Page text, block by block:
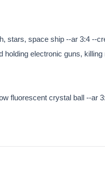
stars, space ship --ar 3:4 --
electronic guns,
fluorescent crystal ball --